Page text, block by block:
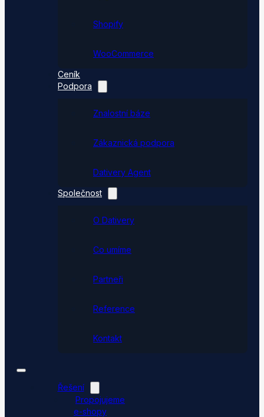
Shopify
WooCommerce
Ceník
Podpora
Znalostní báze
Zákaznická podpora
Dativery Agent
Společnost
O Dativery
Co umíme
Partneři
Reference
Kontakt
Řešení
Propojujeme
e-shopy